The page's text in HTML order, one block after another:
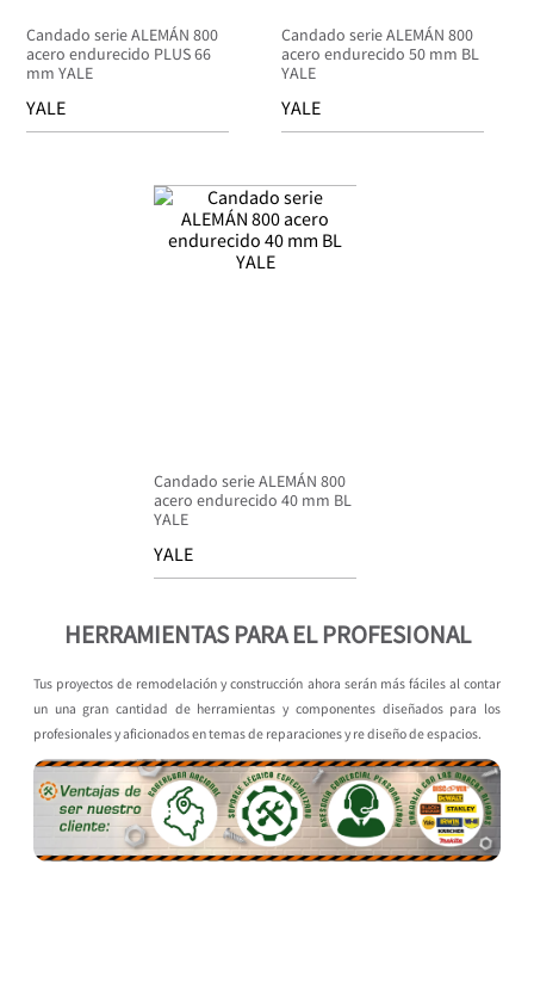
Candado serie ALEMÁN 800
acero endurecido PLUS 66
mm YALE
YALE
Candado serie ALEMÁN 800
acero endurecido 50 mm BL
YALE
YALE
Candado serie ALEMÁN 800
acero endurecido 40 mm BL
YALE
YALE
HERRAMIENTAS PARA EL PROFESIONAL
Tus proyectos de remodelación y construcción ahora serán más fáciles al contar
un una gran cantidad de herramientas y componentes diseñados para los
profesionales y aficionados en temas de reparaciones y re diseño de espacios.